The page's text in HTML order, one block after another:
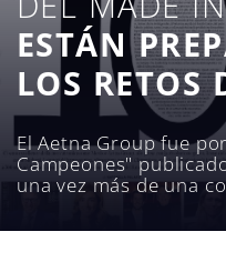
ESTÁN
LOS RETOS
El Aetna Group fue
Campeones"
una vez más de una
clasificación desde